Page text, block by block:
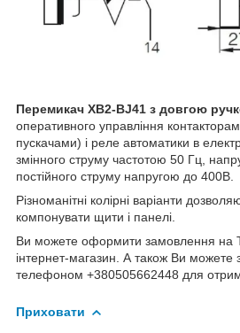
Перемикач XB2-BJ41 з довгою
оперативного управління
пускачами) і реле автоматики в
змінного струму частотою 50 Гц,
постійного струму напругою до 400В.
Різноманітні колірні варіанти
компонувати щити і панелі.
Ви можете оформити замовлення на
інтернет-магазин. А також Ви можете
телефоном +380505662448 для
Приховати